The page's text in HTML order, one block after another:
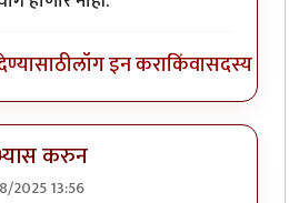
लॉग इन कराकिंवासदस्य व्हा
करुन
2025 13:56